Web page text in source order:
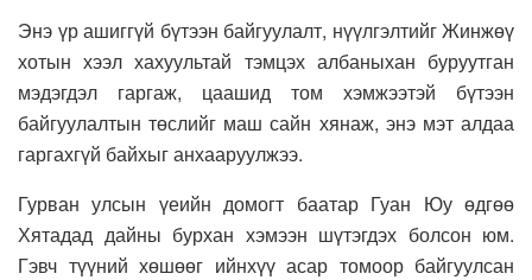
Энэ үр ашиггүй бүтээн байгуулалт, нүүлгэлтийг Жинжөү
хотын хээл хахуультай тэмцэх албаныхан буруутган
мэдэгдэл гаргаж, цаашид том хэмжээтэй бүтээн
байгуулалтын төслийг маш сайн хянаж, энэ мэт алдаа
гаргахгүй байхыг анхааруулжээ.
Гурван улсын үеийн домогт баатар Гуан Юу өдгөө
Хятадад дайны бурхан хэмээн шүтэгдэх болсон юм.
Гэвч түүний хөшөөг ийнхүү асар томоор байгуулсан